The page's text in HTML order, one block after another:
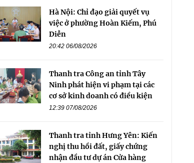
Hà Nội: Chỉ đạo giải quyết vụ
việc ở phường Hoàn Kiếm, Phú
Diễn
20:42 06/08/2026
Thanh tra Công an tỉnh Tây
Ninh phát hiện vi phạm tại các
cơ sở kinh doanh có điều kiện
12:39 07/08/2026
Thanh tra tỉnh Hưng Yên: Kiến
nghị thu hồi đất, giấy chứng
nhận đầu tư dự án Cửa hàng